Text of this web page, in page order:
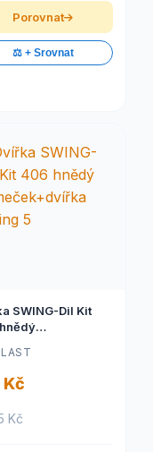
Porovnat
⚖️ + Srovnat
SWING-Dil Kit
Kč
Kč